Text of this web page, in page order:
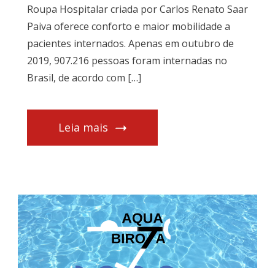
Roupa Hospitalar criada por Carlos Renato Saar
Paiva oferece conforto e maior mobilidade a
pacientes internados. Apenas em outubro de
2019, 907.216 pessoas foram internadas no
Brasil, de acordo com […]
Leia mais